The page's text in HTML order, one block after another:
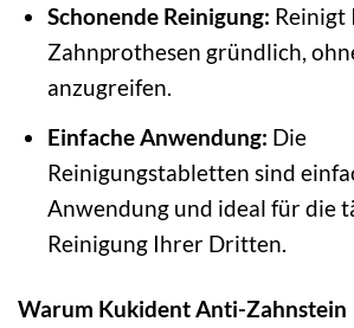
Schonende Reinigung: Reinigt
Zahnprothesen gründlich,
anzugreifen.
Einfache Anwendung: Die
Reinigungstabletten sind
Anwendung und ideal für die
Reinigung Ihrer Dritten.
Warum Kukident Anti-Zahnstein